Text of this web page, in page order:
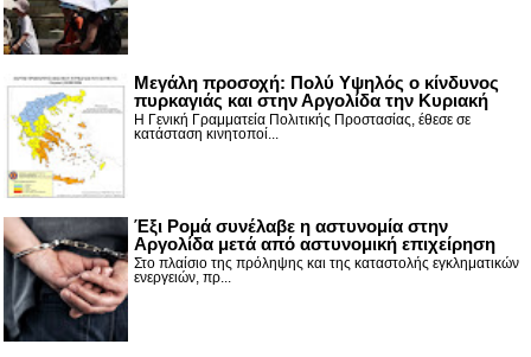
Μεγάλη προσοχή: Πολύ Υψηλός ο κίνδυνος
πυρκαγιάς και στην Αργολίδα την Κυριακή
Η Γενική Γραμματεία Πολιτικής Προστασίας, έθεσε σε
κατάσταση κινητοποί...
Έξι Ρομά συνέλαβε η αστυνομία στην
Αργολίδα μετά από αστυνομική επιχείρηση
Στο πλαίσιο της πρόληψης και της καταστολής εγκληματικών
ενεργειών, πρ...